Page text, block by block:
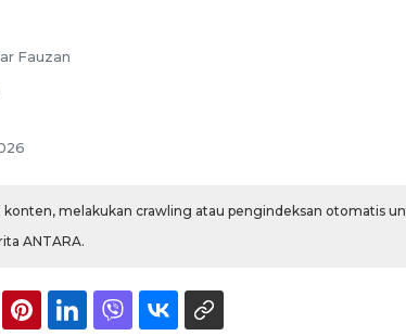
Fauzan
melakukan crawling atau pengindeksan otomatis
ANTARA.